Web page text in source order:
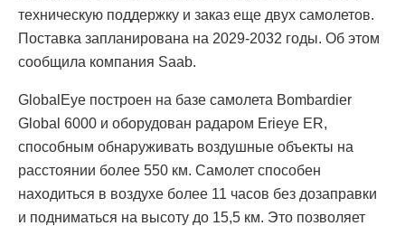
техническую поддержку и заказ еще двух самолетов.
Поставка запланирована на 2029-2032 годы. Об этом
сообщила компания Saab.
GlobalEye построен на базе самолета Bombardier
Global 6000 и оборудован радаром Erieye ER,
способным обнаруживать воздушные объекты на
расстоянии более 550 км. Самолет способен
находиться в воздухе более 11 часов без дозаправки
и подниматься на высоту до 15,5 км. Это позволяет